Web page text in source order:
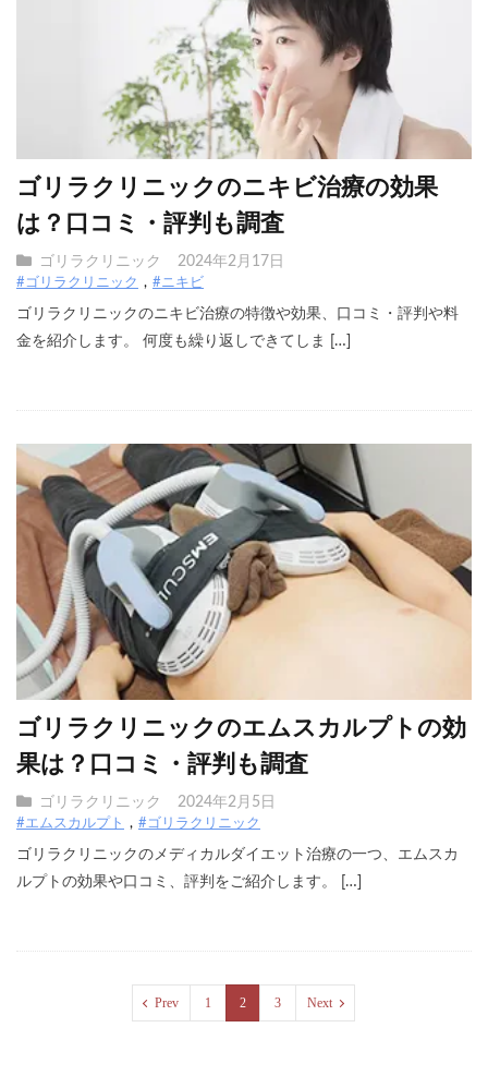
ゴリラクリニックのニキビ治療の効果
は？口コミ・評判も調査
ゴリラクリニック 2024年2月17日
#ゴリラクリニック #ニキビ
ゴリラクリニックのニキビ治療の特徴や効果、口コミ・評判や料
金を紹介します。 何度も繰り返しできてしま […]
ゴリラクリニックのエムスカルプトの効
果は？口コミ・評判も調査
ゴリラクリニック 2024年2月5日
#エムスカルプト #ゴリラクリニック
ゴリラクリニックのメディカルダイエット治療の一つ、エムスカ
ルプトの効果や口コミ、評判をご紹介します。 […]
Prev 1 2 3 Next